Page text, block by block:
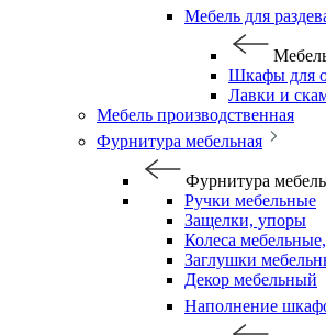
Мебель для
Шкафы для
Лавки и
Мебель производственная
Фурнитура мебельная
Фурнитура
Ручки мебельные
Защелки, упоры
Колеса
Заглушки
Декор мебельный
Наполнение